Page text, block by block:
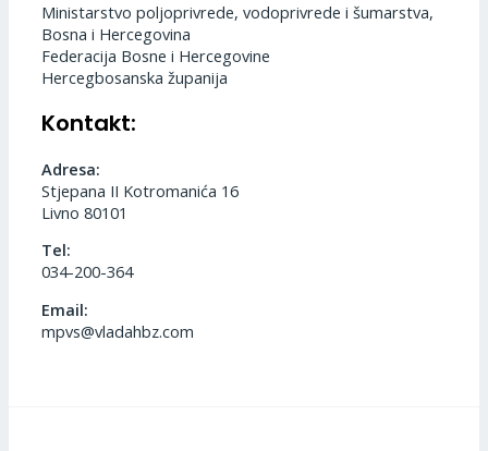
Ministarstvo poljoprivrede, vodoprivrede i šumarstva,
Bosna i Hercegovina
Federacija Bosne i Hercegovine
Hercegbosanska županija
Kontakt:
Adresa:
Stjepana II Kotromanića 16
Livno 80101
Tel:
034-200-364
Email:
mpvs@vladahbz.com